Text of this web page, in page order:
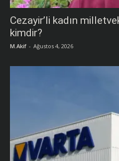
Cezayir’li kadın
kimdir?
M.Akif - Ağustos 4, 2026